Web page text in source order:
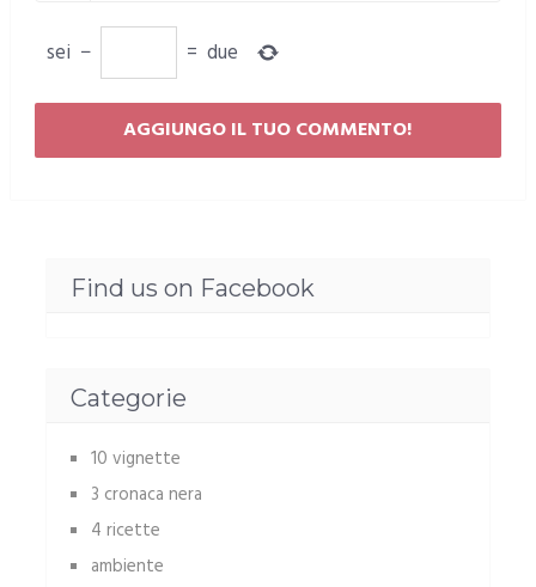
sei − = due
Find us on Facebook
Categorie
10 vignette
3 cronaca nera
4 ricette
ambiente